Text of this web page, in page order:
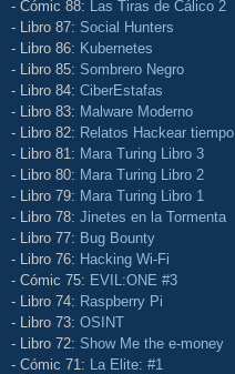
- Cómic 88: Las Tiras de Cálico 2
- Libro 87: Social Hunters
- Libro 86: Kubernetes
- Libro 85: Sombrero Negro
- Libro 84: CiberEstafas
- Libro 83: Malware Moderno
- Libro 82: Relatos Hackear tiempo
- Libro 81: Mara Turing Libro 3
- Libro 80: Mara Turing Libro 2
- Libro 79: Mara Turing Libro 1
- Libro 78: Jinetes en la Tormenta
- Libro 77: Bug Bounty
- Libro 76: Hacking Wi-Fi
- Cómic 75: EVIL:ONE #3
- Libro 74: Raspberry Pi
- Libro 73: OSINT
- Libro 72: Show Me the e-money
- Cómic 71: La Elite: #1